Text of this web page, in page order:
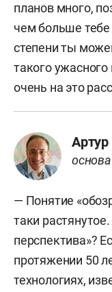
планов много,
чем больше
степени ты
такого ужасного
очень на это
— Понятие
таки
перспектива»?
протяжении 50
технологиях,